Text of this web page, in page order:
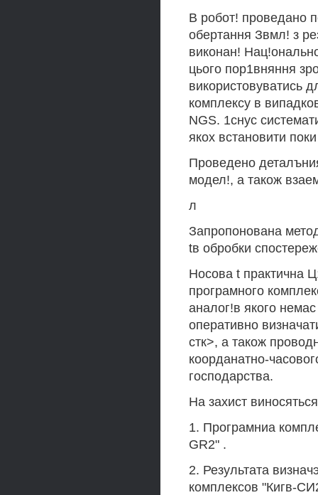
В робот! проведано
обертання Звмл! з
виконан!
цього пор1вняння
використовуватись
комплексу в
NGS. 1снус
якох встановити
Проведено
модел!, а також
л
Запропонована
tв обробки
Носова t практична
програмного
аналог!в якого
оперативно
стк>, а також
коорданатно-
господарства.
На захист
1. Програмниа
GR2" .
2. Результата
комплексов "Кигв-